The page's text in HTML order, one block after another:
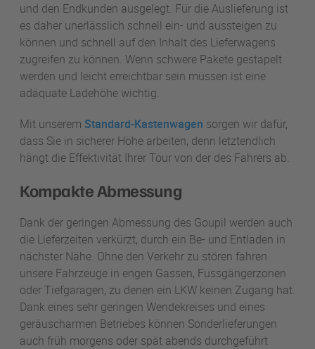
und den Endkunden ausgelegt. Für die Auslieferung ist
es daher unerlässlich schnell ein- und aussteigen zu
können und schnell auf den Inhalt des Lieferwagens
zugreifen zu können. Wenn schwere Pakete gestapelt
werden und leicht erreichtbar sein müssen ist eine
adäquate Ladehöhe wichtig.
Mit unserem Standard-Kastenwagen sorgen wir dafür,
dass Sie in sicherer Höhe arbeiten, denn letztendlich
hängt die Effektivität Ihrer Tour von der des Fahrers ab.
Kompakte Abmessung
Dank der geringen Abmessung des Goupil werden auch
die Lieferzeiten verkürzt, durch ein Be- und Entladen in
nächster Nähe. Ohne den Verkehr zu stören fahren
unsere Fahrzeuge in engen Gassen, Fussgängerzonen
oder Tiefgaragen, zu denen ein LKW keinen Zugang hat.
Dank eines sehr geringen Wendekreises und eines
geräuscharmen Betriebes können Sonderlieferungen
auch früh morgens oder spät abends durchgeführt